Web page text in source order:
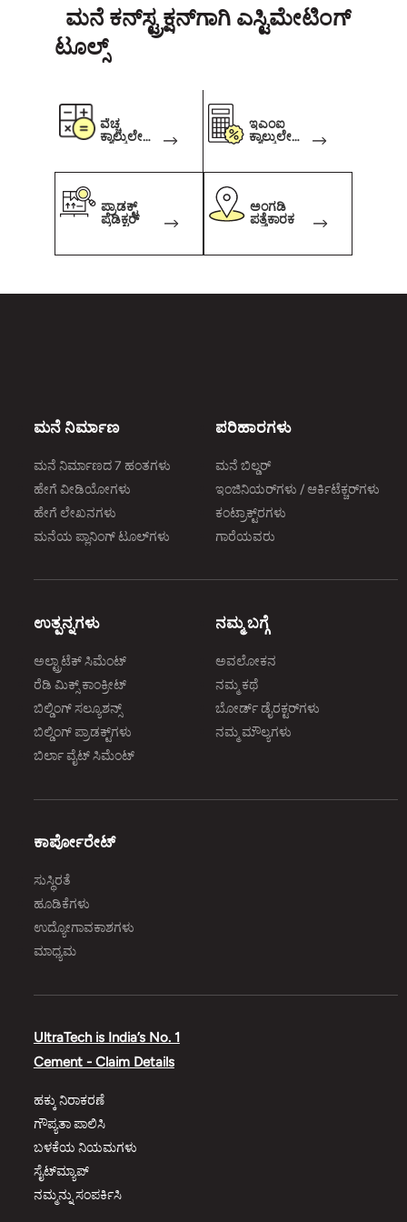
ಮನೆ ಕನ್‌ಸ್ಟ್ರಕ್ಷನ್‌ಗಾಗಿ ಎಸ್ಟಿಮೇಟಿಂಗ್
ಟೂಲ್ಸ್
ವೆಚ್ಚ
ಕ್ಯಾಲ್ಕುಲೇಟ
ಇಎಂಐ
ಕ್ಯಾಲ್ಕುಲೇಟ
ಪ್ರಾಡಕ್ಟ್
ಪ್ರೆಡಿಕ್ಟರ್
ಅಂಗಡಿ
ಪತ್ತೆಕಾರಕ
ಮನೆ ನಿರ್ಮಾಣ
ಮನೆ ನಿರ್ಮಾಣದ 7 ಹಂತಗಳು
ಹೇಗೆ ವೀಡಿಯೋಗಳು
ಹೇಗೆ ಲೇಖನಗಳು
ಮನೆಯ ಪ್ಲಾನಿಂಗ್‌ ಟೂಲ್‌ಗಳು
ಪರಿಹಾರಗಳು
ಮನೆ ಬಿಲ್ಡರ್
ಇಂಜಿನಿಯರ್‌ಗಳು / ಆರ್ಕಿಟೆಕ್ಚರ್‌ಗಳು
ಕಂಟ್ರಾಕ್ಟ್‌ರಗಳು
ಗಾರೆಯವರು
ಉತ್ಪನ್ನಗಳು
ಅಲ್ಟ್ರಾಟೆಕ್‌ ಸಿಮೆಂಟ್‌
ರೆಡಿ ಮಿಕ್ಸ್‌ ಕಾಂಕ್ರೀಟ್‌
ಬಿಲ್ಡಿಂಗ್‌ ಸಲ್ಯೂಶನ್ಸ್‌
ಬಿಲ್ಡಿಂಗ್‌ ಪ್ರಾಡಕ್ಟ್‌ಗಳು
ಬಿರ್ಲಾ ವೈಟ್‌ ಸಿಮೆಂಟ್‌
ನಮ್ಮ ಬಗ್ಗೆ
ಅವಲೋಕನ
ನಮ್ಮ ಕಥೆ
ಬೋರ್ಡ್‌ ಡೈರಕ್ಟರ್‌ಗಳು
ನಮ್ಮ ಮೌಲ್ಯಗಳು
ಕಾರ್ಪೋರೇಟ್‌
ಸುಸ್ಥಿರತೆ
ಹೂಡಿಕೆಗಳು
ಉದ್ಯೋಗಾವಕಾಶಗಳು
ಮಾಧ್ಯಮ
UltraTech is India’s No. 1
Cement - Claim Details
ಹಕ್ಕು ನಿರಾಕರಣೆ
ಗೌಪ್ಯತಾ ಪಾಲಿಸಿ
ಬಳಕೆಯ ನಿಯಮಗಳು
ಸೈಟ್‌ಮ್ಯಾಪ್‌
ನಮ್ಮನ್ನು ಸಂಪರ್ಕಿಸಿ